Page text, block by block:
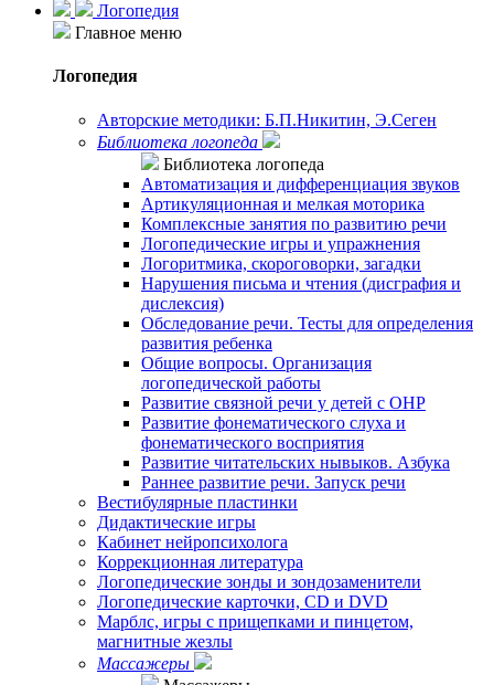
Логопедия
Главное меню
Логопедия
Авторские методики: Б.П.Никитин, Э.Сеген
Библиотека логопеда
Библиотека логопеда
Автоматизация и дифференциация звуков
Артикуляционная и мелкая моторика
Комплексные занятия по развитию речи
Логопедические игры и упражнения
Логоритмика, скороговорки, загадки
Нарушения письма и чтения (дисграфия и
дислексия)
Обследование речи. Тесты для определения
развития ребенка
Общие вопросы. Организация
логопедической работы
Развитие связной речи у детей с ОНР
Развитие фонематического слуха и
фонематического восприятия
Развитие читательских нывыков. Азбука
Раннее развитие речи. Запуск речи
Вестибулярные пластинки
Дидактические игры
Кабинет нейропсихолога
Коррекционная литература
Логопедические зонды и зондозаменители
Логопедические карточки, CD и DVD
Марблс, игры с прищепками и пинцетом,
магнитные жезлы
Массажеры